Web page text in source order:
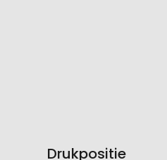
Drukpositie